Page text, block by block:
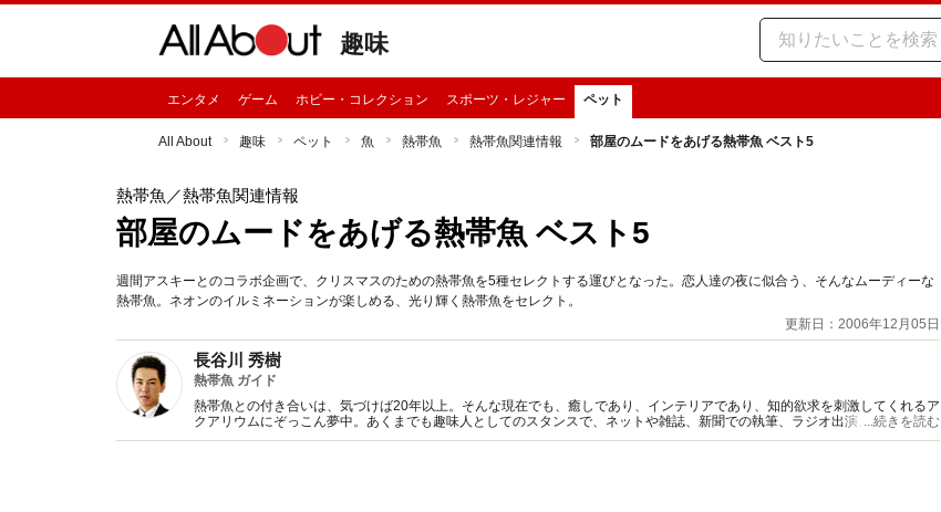
趣味
エンタメ ゲーム ホビー・コレクション スポーツ・レジャー ペット
All About 趣味 ペット 魚 熱帯魚 熱帯魚関連情報 部屋のムードをあげる熱帯魚 ベスト5
熱帯魚 ／熱帯魚関連情報
部屋のムードをあげる熱帯魚 ベスト5
週間アスキーとのコラボ企画で、クリスマスのための熱帯魚を5種セレクトする運びとなった。恋人達の夜に似合う、そんなムーディーな
熱帯魚。ネオンのイルミネーションが楽しめる、光り輝く熱帯魚をセレクト。
更新日：2006年12月05日
長谷川 秀樹
熱帯魚 ガイド
熱帯魚との付き合いは、気づけば20年以上。そんな現在でも、癒しであり、インテリアであり、知的欲求を刺激してくれるア
クアリウムにぞっこん夢中。あくまでも趣味人としてのスタンスで、ネットや雑誌、新聞での執筆、ラジオ出演、熱帯魚の撮
影などをこなす。直近では、熱帯魚映像図鑑（DVD）の監修解説を行なう。
...続きを読む